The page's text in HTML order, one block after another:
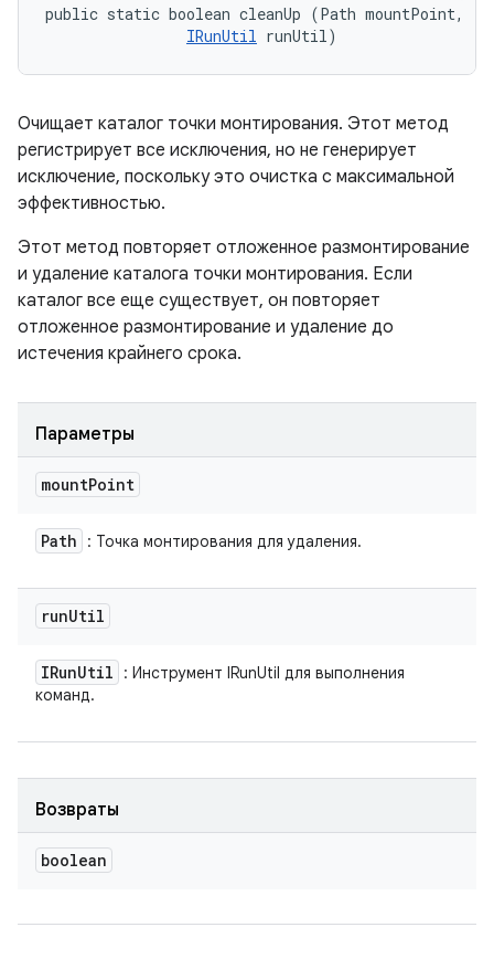
public static boolean cleanUp (Path mountPoint,
IRunUtil runUtil)
Очищает каталог точки монтирования. Этот метод
регистрирует все исключения, но не генерирует
исключение, поскольку это очистка с максимальной
эффективностью.
Этот метод повторяет отложенное размонтирование
и удаление каталога точки монтирования. Если
каталог все еще существует, он повторяет
отложенное размонтирование и удаление до
истечения крайнего срока.
Параметры
mountPoint
Path : Точка монтирования для удаления.
runUtil
IRunUtil
: Инструмент IRunUtil для выполнения
команд.
Возвраты
boolean